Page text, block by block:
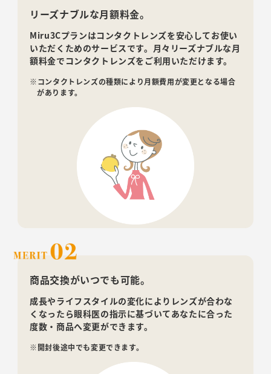
リーズナブルな月額料金。
Miru3Cプランはコンタクトレンズを安心してお使い
いただくためのサービスです。月々リーズナブルな月
額料金でコンタクトレンズをご利用いただけます。
※コンタクトレンズの種類により月額費用が変更となる場合
があります。
商品交換がいつでも可能。
成長やライフスタイルの変化によりレンズが合わな
くなったら眼科医の指示に基づいてあなたに合った
度数・商品へ変更ができます。
※開封後途中でも変更できます。